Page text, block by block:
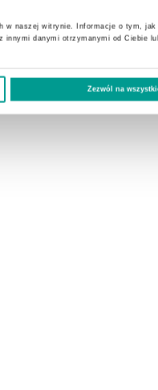
w naszej witrynie. Informacje o tym,
innymi danymi otrzymanymi od Ciebie
Zezwól na